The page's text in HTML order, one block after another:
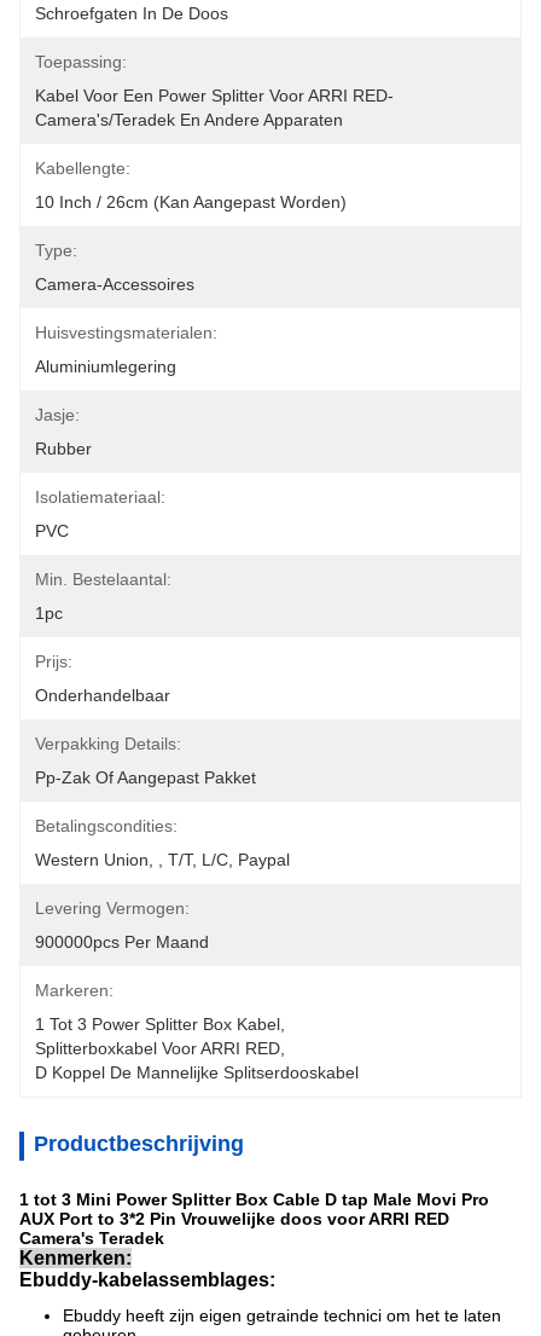
Schroefgaten In De Doos
Toepassing:
Kabel Voor Een Power Splitter Voor ARRI RED-
Camera's/Teradek En Andere Apparaten
Kabellengte:
10 Inch / 26cm (kan Aangepast Worden)
Type:
Camera-Accessoires
Huisvestingsmaterialen:
Aluminiumlegering
Jasje:
Rubber
Isolatiemateriaal:
PVC
Min. Bestelaantal:
1pc
Prijs:
Onderhandelbaar
Verpakking Details:
Pp-Zak Of Aangepast Pakket
Betalingscondities:
Western Union, , T/T, L/C, Paypal
Levering Vermogen:
900000pcs Per Maand
Markeren:
1 Tot 3 Power Splitter Box Kabel
Splitterboxkabel Voor ARRI RED
D Koppel De Mannelijke Splitserdooskabel
Productbeschrijving
1 tot 3 Mini Power Splitter Box Cable D tap Male Movi Pro
AUX Port to 3*2 Pin Vrouwelijke doos voor ARRI RED
Camera's Teradek
Kenmerken:
Ebuddy-kabelassemblages:
Ebuddy heeft zijn eigen getrainde technici om het te laten